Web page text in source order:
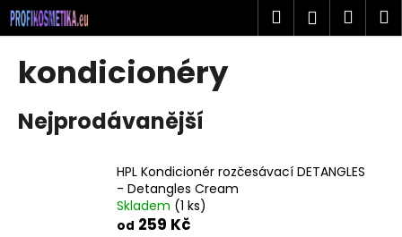
Přejít
na
obsah
Hledat
kondicionéry
Nejprodávanější
HPL Kondicionér rozčesávací DETANGLES
- Detangles Cream
Skladem (1 ks)
od 259 Kč
K
o
o